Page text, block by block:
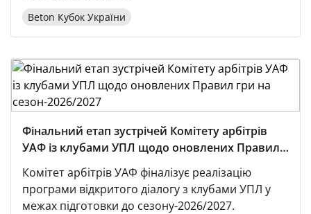
Beton Кубок України
Фінальний етап зустрічей Комітету арбітрів
УАФ із клубами УПЛ щодо оновлених Правил
гри на сезон-2026/2027
Комітет арбітрів УАФ фіналізує реалізацію
програми відкритого діалогу з клубами УПЛ у
межах підготовки до сезону-2026/2027.